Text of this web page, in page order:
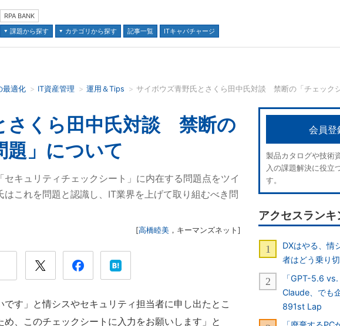
RPA BANK
課題から探す
カテゴリから探す 記事一覧 ITキャパチャージ
コンテンツ：
並び順：
最適化 IT資産管理 運用＆Tips サイボウズ青野氏とさくら田中氏対談 禁断の「チェック
さくら田中氏対談 禁断の
題」について
キュリティチェックシート」に内在する問題点をツイ
これを問題と認識し、IT業界を上げて取り組むべき問
[高橋睦美 ， キーマンズネット ]
す」と情シスやセキュリティ担当者に申し出たとこ
、このチェックシートに入力をお願いします」と
会員登
製品カタログや技術
入の課題解決に役立
す。
アクセスランキ
DXはやる、
者はどう乗り
「GPT-5.6
Claude、でも
891st Lap